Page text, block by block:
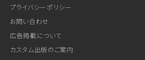
プライバシーポリシー
お問い合わせ
広告掲載について
カスタム出版のご案内